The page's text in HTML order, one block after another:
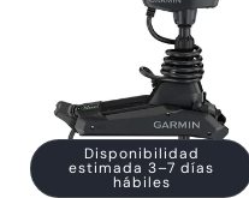
Disponibilidad
estimada 3–7 días
hábiles